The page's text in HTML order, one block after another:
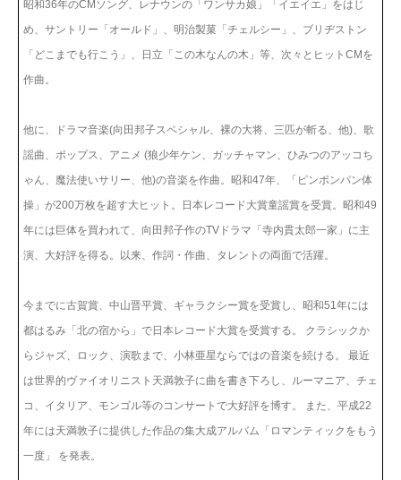
昭和36年のCMソング、レナウンの「ワンサカ娘」「イエイエ」をはじ
め、サントリー「オールド」、明治製菓「チェルシー」、ブリヂストン
「どこまでも行こう」、日立「この木なんの木」等、次々とヒットCMを
作曲。
他に、ドラマ音楽(向田邦子スペシャル、裸の大将、三匹が斬る、他)、歌
謡曲、ポップス、アニメ (狼少年ケン、ガッチャマン、ひみつのアッコち
ゃん、魔法使いサリー、他)の音楽を作曲。昭和47年、「ピンポンパン体
操」が200万枚を超す大ヒット。日本レコード大賞童謡賞を受賞。昭和49
年には巨体を買われて、向田邦子作のTVドラマ「寺内貫太郎一家」に主
演、大好評を得る。以来、作詞・作曲、タレントの両面で活躍。
今までに古賀賞、中山晋平賞、ギャラクシー賞を受賞し、昭和51年には
都はるみ「北の宿から」で日本レコード大賞を受賞する。 クラシックか
らジャズ、ロック、演歌まで、小林亜星ならではの音楽を続ける。 最近
は世界的ヴァイオリニスト天満敦子に曲を書き下ろし、ルーマニア、チェ
コ、イタリア、モンゴル等のコンサートで大好評を博す。 また、平成22
年には天満敦子に提供した作品の集大成アルバム「ロマンティックをもう
一度」 を発表。